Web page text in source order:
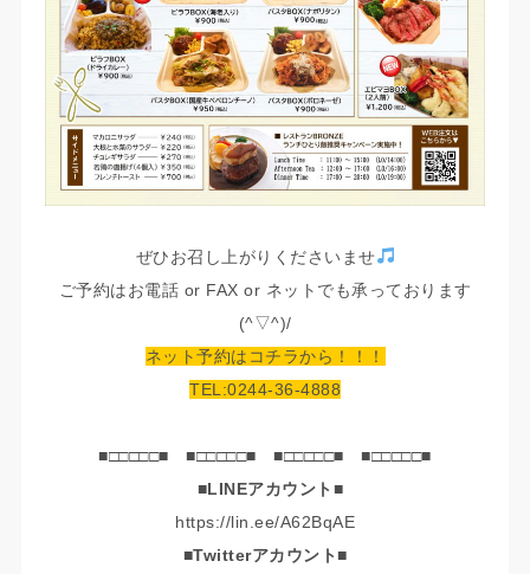
ぜひお召し上がりくださいませ
ご予約はお電話 or FAX or ネットでも承っております
(^▽^)/
ネット予約はコチラから！！！
TEL:0244-36-4888
■□□□□□■ ■□□□□□■ ■□□□□□■ ■□□□□□■
■LINEアカウント■
https://lin.ee/A62BqAE
■Twitterアカウント■